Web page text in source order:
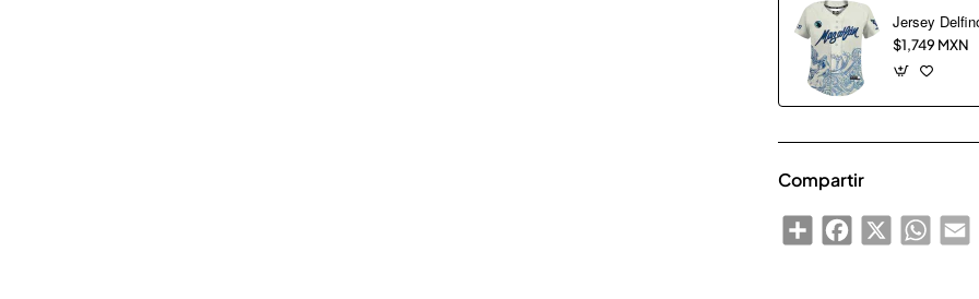
$1,749 MXN
Compartir
ShareFacebook
X